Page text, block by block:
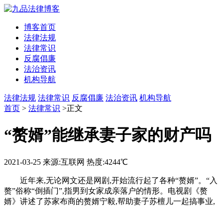
博客首页
法律法规
法律常识
反腐倡廉
法治资讯
机构导航
法律法规 法律常识 反腐倡廉 法治资讯 机构导航
首页 > 法律常识 >正文
“赘婿”能继承妻子家的财产吗
2021-03-25 来源:互联网 热度:4244℃
近年来,无论网文还是网剧,开始流行起了各种“赘婿”。“入
赘”俗称“倒插门”,指男到女家成亲落户的情形。电视剧《赘
婿》讲述了苏家布商的赘婿宁毅,帮助妻子苏檀儿一起搞事业,